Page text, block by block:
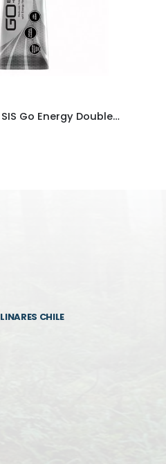
Gel Energético SIS Go Energy Double Espresso Cafeína
LINARES CHILE